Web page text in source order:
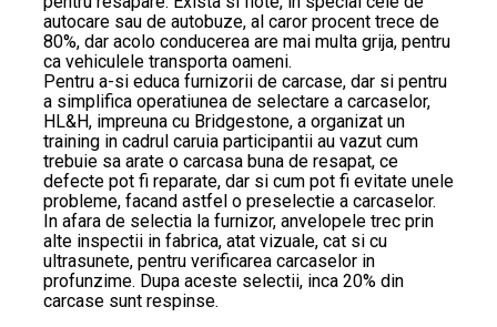
autocare sau de autobuze, al caror procent trece de
80%, dar acolo conducerea are mai multa grija, pentru
ca vehiculele transporta oameni.
Pentru a-si educa furnizorii de carcase, dar si pentru
a simplifica operatiunea de selectare a carcaselor,
HL&H, impreuna cu Bridgestone, a organizat un
training in cadrul caruia participantii au vazut cum
trebuie sa arate o carcasa buna de resapat, ce
defecte pot fi reparate, dar si cum pot fi evitate unele
probleme, facand astfel o preselectie a carcaselor.
In afara de selectia la furnizor, anvelopele trec prin
alte inspectii in fabrica, atat vizuale, cat si cu
ultrasunete, pentru verificarea carcaselor in
profunzime. Dupa aceste selectii, inca 20% din
carcase sunt respinse.